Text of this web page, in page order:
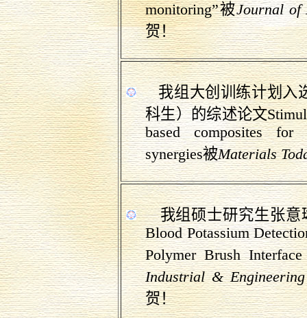
monitoring”被Journal of
贺！
我组大创训练计划入
科生）的综述论文
based composites for
synergies被Materials
我组硕士研究生张
Blood Potassium
Polymer Brush
Industrial &
贺！